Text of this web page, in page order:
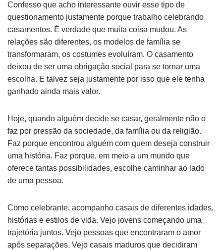
Confesso que acho interessante ouvir esse tipo de
questionamento justamente porque trabalho celebrando
casamentos. É verdade que muita coisa mudou. As
relações são diferentes, os modelos de família se
transformaram, os costumes evoluíram. O casamento
deixou de ser uma obrigação social para se tornar uma
escolha. E talvez seja justamente por isso que ele tenha
ganhado ainda mais valor.
Hoje, quando alguém decide se casar, geralmente não o
faz por pressão da sociedade, da família ou da religião.
Faz porque encontrou alguém com quem deseja construir
uma história. Faz porque, em meio a um mundo que
oferece tantas possibilidades, escolhe caminhar ao lado
de uma pessoa.
Como celebrante, acompanho casais de diferentes idades,
histórias e estilos de vida. Vejo jovens começando uma
trajetória juntos. Vejo pessoas que encontraram o amor
após separações. Vejo casais maduros que decidiram